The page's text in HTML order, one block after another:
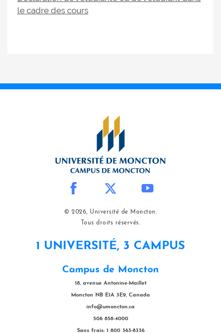
le cadre des cours
© 2026, Université de Moncton.
Tous droits réservés.
1 UNIVERSITÉ, 3 CAMPUS
Campus de Moncton
18, avenue Antonine-Maillet
Moncton NB E1A 3E9, Canada
info@umoncton.ca
506 858-4000
Sans frais: 1 800 363-8336